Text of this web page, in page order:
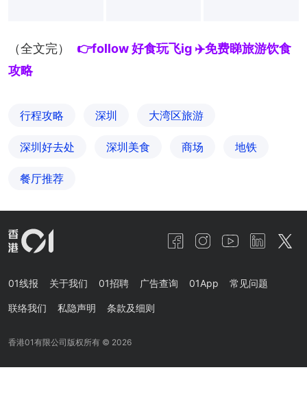
+1
（全文完）
👉follow 好食玩飞ig ✈️免费睇旅游饮食
攻略
行程攻略 深圳 大湾区旅游
深圳好去处 深圳美食 商场 地铁
餐厅推荐
01线报 关于我们 01招聘 广告查询 01App 常见问题
联络我们 私隐声明 条款及细则
香港01有限公司版权所有 © 2026